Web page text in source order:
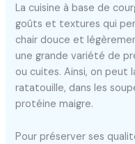
La cuisine à base de
goûts et textures qui
chair douce et
une grande variété de
ou cuites. Ainsi, on peut
ratatouille, dans les
protéine maigre.
Pour préserver ses